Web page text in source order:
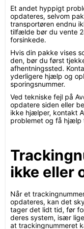
Et andet hyppigt
opdateres, selvom
transportøren endnu
tilfælde bør du vente
forsinkede.
Hvis din pakke vises
den, bør du først
afhentningssted.
yderligere hjælp og
sporingsnummer.
Ved tekniske fejl på
opdatere siden eller
ikke hjælper, kontakt
problemet og få hjælp
ikke eller
Når et
opdateres, kan det
tager det lidt tid, før
deres system, især
at trackingnummeret